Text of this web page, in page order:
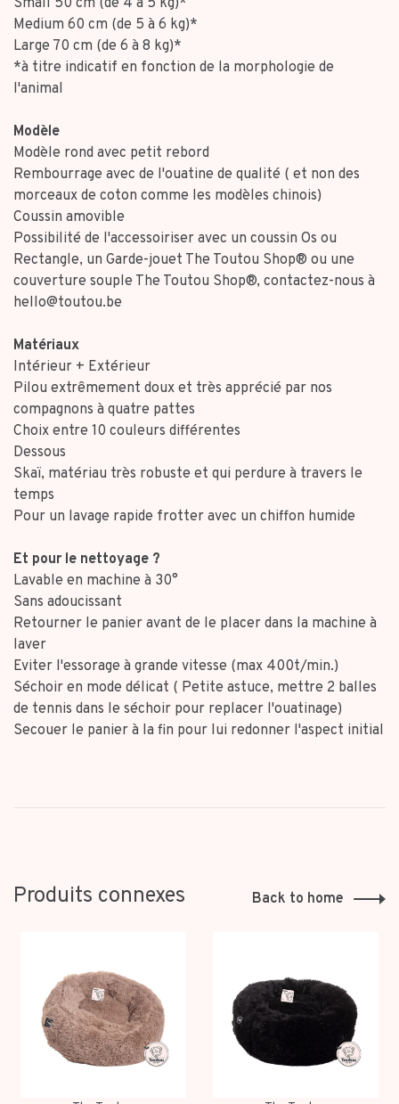
Small 50 cm (de 4 à 5 kg)*
Medium 60 cm (de 5 à 6 kg)*
Large 70 cm (de 6 à 8 kg)*
*à titre indicatif en fonction de la morphologie de
l'animal
Modèle
Modèle rond avec petit rebord
Rembourrage avec de l'ouatine de qualité ( et non des
morceaux de coton comme les modèles chinois)
Coussin amovible
Possibilité de l'accessoiriser avec un coussin Os ou
Rectangle, un Garde-jouet The Toutou Shop® ou une
couverture souple The Toutou Shop®, contactez-nous à
hello@toutou.be
Matériaux
Intérieur + Extérieur
Pilou extrêmement doux et très apprécié par nos
compagnons à quatre pattes
Choix entre 10 couleurs différentes
Dessous
Skaï, matériau très robuste et qui perdure à travers le
temps
Pour un lavage rapide frotter avec un chiffon humide
Et pour le nettoyage ?
Lavable en machine à 30°
Sans adoucissant
Retourner le panier avant de le placer dans la machine à
laver
Eviter l'essorage à grande vitesse (max 400t/min.)
Séchoir en mode délicat ( Petite astuce, mettre 2 balles
de tennis dans le séchoir pour replacer l'ouatinage)
Secouer le panier à la fin pour lui redonner l'aspect initial
Produits connexes Back to home